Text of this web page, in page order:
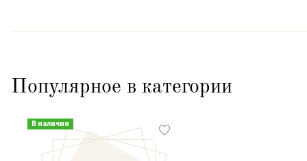
Популярное в категории
В наличии